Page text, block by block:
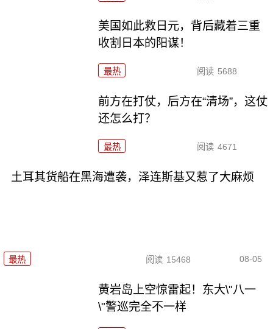
美国如此救日元，背后藏着三重
收割日本的阳谋！
最热 阅读 5688
前方在打仗，后方在“清场”，这仗
还怎么打？
最热 阅读 4671
土耳其货船在黑海遭袭，泽连斯基又惹了大麻烦
最热 阅读 15468 08-05
黄岩岛上空惊雷起！东大\"八一
\"警巡完全不一样